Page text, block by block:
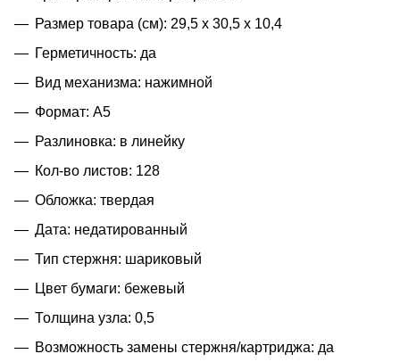
Размер товара (см): 29,5 х 30,5 х 10,4
Герметичность: да
Вид механизма: нажимной
Формат: A5
Разлиновка: в линейку
Кол-во листов: 128
Обложка: твердая
Дата: недатированный
Тип стержня: шариковый
Цвет бумаги: бежевый
Толщина узла: 0,5
Возможность замены стержня/картриджа: да